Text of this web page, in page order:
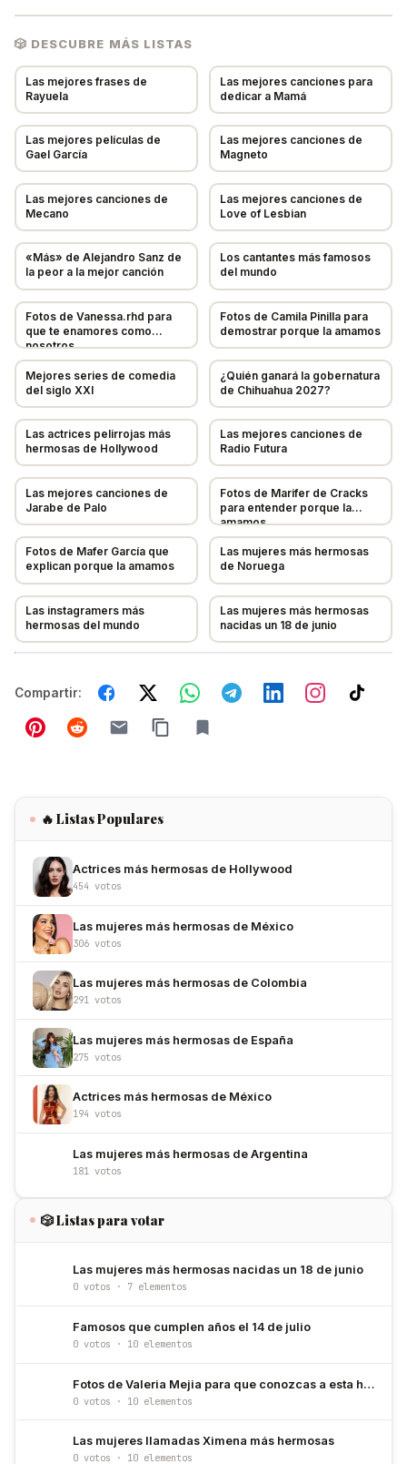
NOMBRE *
DESCRIPCIÓN (OPCIONAL)
URL DE IMAGEN (OPCIONAL)
TU NOMBRE (OPCIONAL)
Cancelar 📨 Enviar sugerencia
🎲 DESCUBRE MÁS LISTAS
Las mejores frases de
Rayuela
Las mejores canciones para
dedicar a Mamá
Las mejores películas de
Gael García
Las mejores canciones de
Magneto
Las mejores canciones de
Mecano
Las mejores canciones de
Love of Lesbian
«Más» de Alejandro Sanz de
la peor a la mejor canción
Los cantantes más famosos
del mundo
Fotos de Vanessa.rhd para
que te enamores como
nosotros
Fotos de Camila Pinilla para
demostrar porque la amamos
Mejores series de comedia
del siglo XXI
¿Quién ganará la gobernatura
de Chihuahua 2027?
Las actrices pelirrojas más
hermosas de Hollywood
Las mejores canciones de
Radio Futura
Las mejores canciones de
Jarabe de Palo
Fotos de Marifer de Cracks
para entender porque la
amamos
Fotos de Mafer García que
explican porque la amamos
Las mujeres más hermosas
de Noruega
Las instagramers más
hermosas del mundo
Las mujeres más hermosas
nacidas un 18 de junio
Compartir:
🔥 Listas Populares
Actrices más hermosas de Hollywood
454 votos
Las mujeres más hermosas de México
306 votos
Las mujeres más hermosas de Colombia
291 votos
Las mujeres más hermosas de España
275 votos
Actrices más hermosas de México
194 votos
Las mujeres más hermosas de Argentina
181 votos
🎲 Listas para votar
Las mujeres más hermosas nacidas un 18 de junio
0 votos · 7 elementos
Famosos que cumplen años el 14 de julio
0 votos · 10 elementos
Fotos de Valeria Mejia para que conozcas a esta hermosa modelo
0 votos · 10 elementos
Las mujeres llamadas Ximena más hermosas
0 votos · 10 elementos